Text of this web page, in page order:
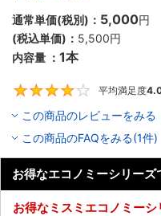
通常単価(税別)： 5,000円
(税込単価)： 5,500円
内容量 ： 1本
平均満足度
この商品のレビューをみる
この商品のFAQをみる(1件)
お得なエコノミーシリーズ
お得なミスミエコノミーシ